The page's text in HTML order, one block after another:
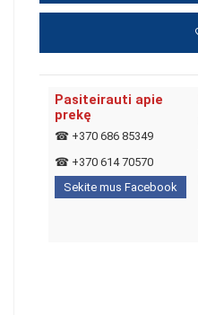
Pasiteirauti apie
prekę
☎ +370 686 85349
☎ +370 614 70570
Sekite mus Facebook